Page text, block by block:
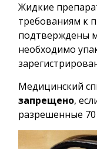
Жидкие
требованиям к
подтверждены
необходимо
Медицинский
запрещено,
разрешенные 70